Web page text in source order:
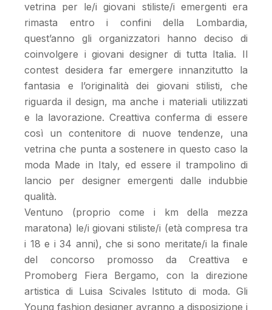
vetrina per le/i giovani stiliste/i emergenti era
rimasta entro i confini della Lombardia,
quest’anno gli organizzatori hanno deciso di
coinvolgere i giovani designer di tutta Italia. Il
contest desidera far emergere innanzitutto la
fantasia e l’originalità dei giovani stilisti, che
riguarda il design, ma anche i materiali utilizzati
e la lavorazione. Creattiva conferma di essere
così un contenitore di nuove tendenze, una
vetrina che punta a sostenere in questo caso la
moda Made in Italy, ed essere il trampolino di
lancio per designer emergenti dalle indubbie
qualità.
Ventuno (proprio come i km della mezza
maratona) le/i giovani stiliste/i (età compresa tra
i 18 e i 34 anni), che si sono meritate/i la finale
del concorso promosso da Creattiva e
Promoberg Fiera Bergamo, con la direzione
artistica di Luisa Scivales Istituto di moda. Gli
Young fashion designer avranno a disposizione i